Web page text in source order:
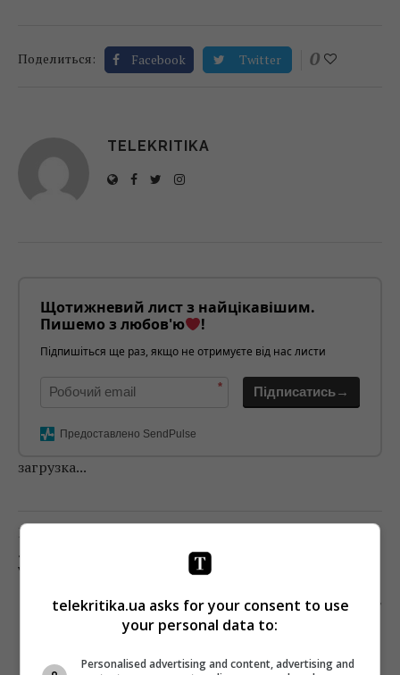
Поделиться: Facebook Twitter 0
TELEKRITIKA
Щотижневий лист з найцікавішим.
Пишемо з любов'ю
!
Підпишіться ще раз, якщо не отримуєте від нас листи
* Підписатись→
Предоставлено SendPulse
загрузка...
Предыдущий пост
«ЗЕОНБУД» ФОРМАЛЬНО НАЗВАЛ
УКРАИНСКИХ СОБСТВЕННИКОВ
Следующий пост
АПЕЛЛЯЦИОННЫЙ СУД КИЕВА ПОДДЕРЖАЛ
telekritika.ua asks for your consent to use
your personal data to:
Personalised advertising and content, advertising and